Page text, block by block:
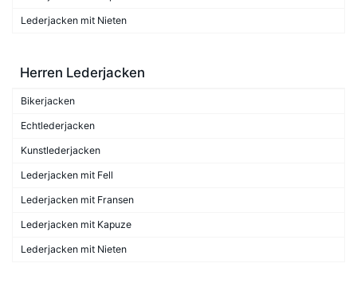
Lederjacken mit Nieten
Herren Lederjacken
Bikerjacken
Echtlederjacken
Kunstlederjacken
Lederjacken mit Fell
Lederjacken mit Fransen
Lederjacken mit Kapuze
Lederjacken mit Nieten